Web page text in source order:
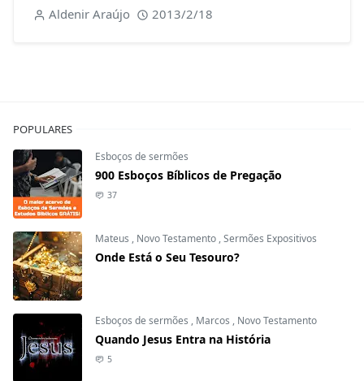
Aldenir Araújo 2013/2/18
POPULARES
Esboços de sermões
900 Esboços Bíblicos de Pregação
37
Mateus , Novo Testamento ,Sermões Expositivos
Onde Está o Seu Tesouro?
Esboços de sermões , Marcos , Novo Testamento
Quando Jesus Entra na História
5